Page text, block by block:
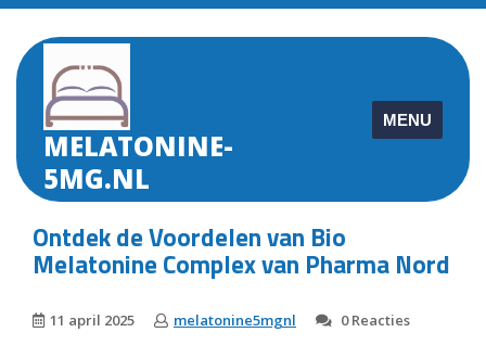
Skip
content
MELATONINE-
5MG.NL
MENU
Ontdek de Voordelen van Bio
Melatonine Complex van Pharma Nord
11 april 2025 melatonine5mgnl 0 Reacties